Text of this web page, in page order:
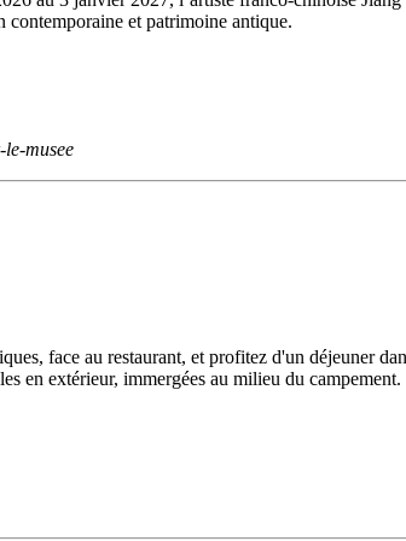
et patrimoine antique.
musee
face au restaurant, et profitez d'un déjeuner
en extérieur, immergées au milieu du campement.